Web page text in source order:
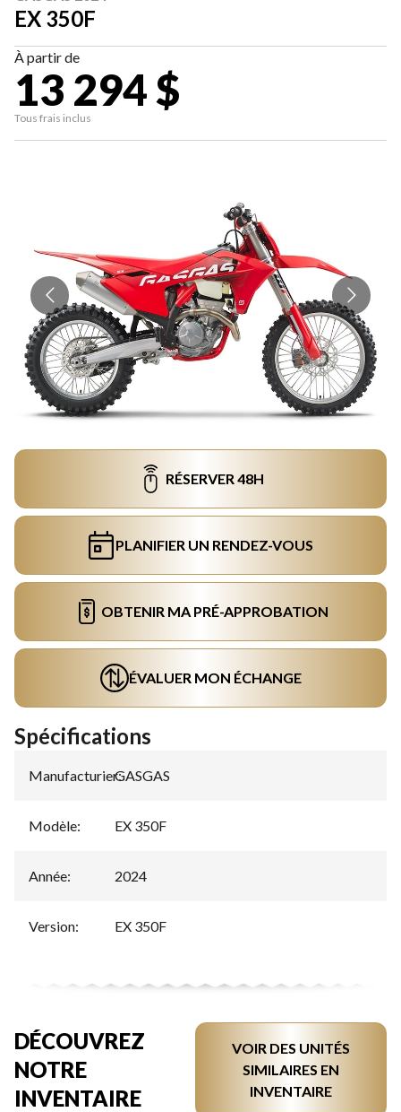
EX 350F
À partir de
13 294 $
Tous frais inclus
RÉSERVER 48H
PLANIFIER UN RENDEZ-VOUS
OBTENIR MA PRÉ-APPROBATION
ÉVALUER MON ÉCHANGE
Spécifications
Manufacturier:
GASGAS
Modèle: EX 350F
Année: 2024
Version: EX 350F
DÉCOUVREZ
NOTRE
INVENTAIRE
VOIR DES UNITÉS
SIMILAIRES EN
INVENTAIRE